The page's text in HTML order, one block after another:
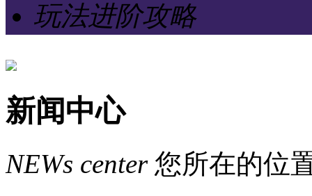
玩法进阶攻略
新闻中心
NEWs center 您所在的位